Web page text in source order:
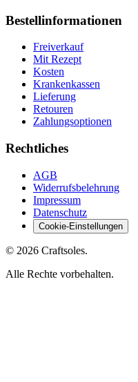
Bestellinformationen
Freiverkauf
Mit Rezept
Kosten
Krankenkassen
Lieferung
Retouren
Zahlungsoptionen
Rechtliches
AGB
Widerrufsbelehrung
Impressum
Datenschutz
Cookie-Einstellungen
© 2026 Craftsoles.
Alle Rechte vorbehalten.